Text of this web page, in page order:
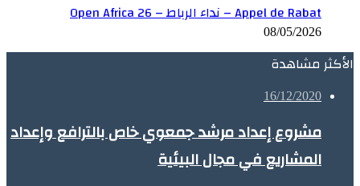
Appel de Rabat – نداء الرباط – Open Africa 26
08/05/2026
الأكثر مشاهدة
16/12/2020
مشروع إعداد مرشد جمعوي خاص بالترافع وإعداد
المشاريع في مجال البيئية